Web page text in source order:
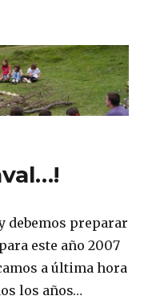
debemos preparar
este año 2007
a última hora
los años…